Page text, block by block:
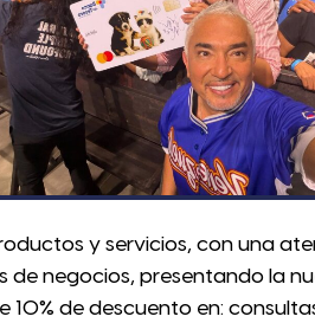
y servicios, con una
de negocios, presentando la
10% de descuento en: